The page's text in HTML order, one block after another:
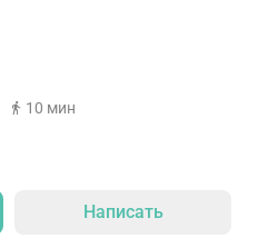
10 мин
Написать